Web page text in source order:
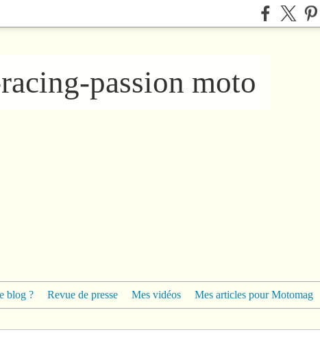
passion moto
blog ? Revue de presse Mes vidéos Mes articles pour Motomag